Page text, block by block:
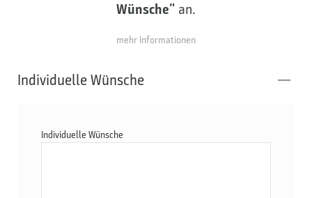
Wünsche" an.
mehr Informationen
Individuelle Wünsche
Individuelle Wünsche